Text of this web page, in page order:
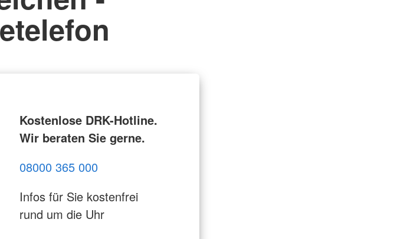
Kostenlose DRK-Hotline.
Wir beraten Sie gerne.
08000 365 000
Infos für Sie kostenfrei
rund um die Uhr